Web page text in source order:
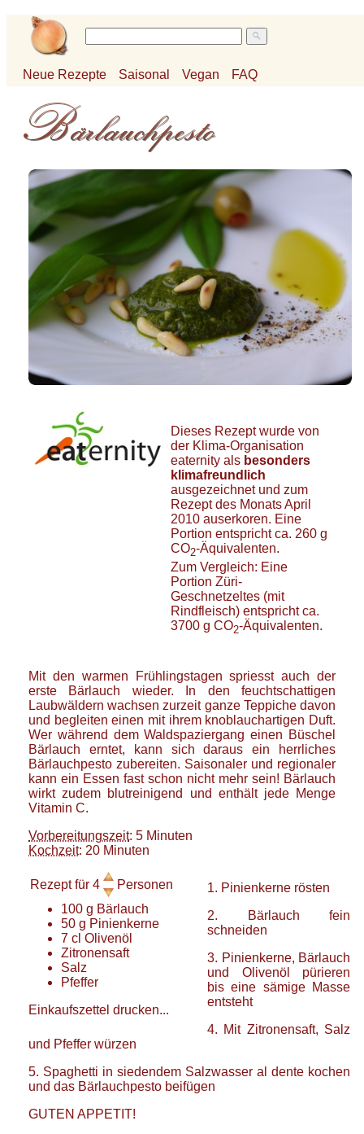
Neue Rezepte Saisonal Vegan FAQ
Dieses Rezept wurde von
der Klima-Organisation
eaternity als besonders
klimafreundlich
ausgezeichnet und zum
Rezept des Monats April
2010 auserkoren. Eine
Portion entspricht ca. 260 g
CO2-Äquivalenten.
Zum Vergleich: Eine
Portion Züri-
Geschnetzeltes (mit
Rindfleisch) entspricht ca.
3700 g CO2-Äquivalenten.
Mit den warmen Frühlingstagen spriesst auch der
erste Bärlauch wieder. In den feuchtschattigen
Laubwäldern wachsen zurzeit ganze Teppiche davon
und begleiten einen mit ihrem knoblauchartigen Duft.
Wer während dem Waldspaziergang einen Büschel
Bärlauch erntet, kann sich daraus ein herrliches
Bärlauchpesto zubereiten. Saisonaler und regionaler
kann ein Essen fast schon nicht mehr sein! Bärlauch
wirkt zudem blutreinigend und enthält jede Menge
Vitamin C.
Vorbereitungszeit: 5 Minuten
Kochzeit: 20 Minuten
Rezept für 4
Personen
100 g Bärlauch
50 g Pinienkerne
7 cl Olivenöl
Zitronensaft
Salz
Pfeffer
Einkaufszettel drucken...
1. Pinienkerne rösten
2. Bärlauch fein
schneiden
3. Pinienkerne, Bärlauch
und Olivenöl pürieren
bis eine sämige Masse
entsteht
4. Mit Zitronensaft, Salz
und Pfeffer würzen
5. Spaghetti in siedendem Salzwasser al dente kochen
und das Bärlauchpesto beifügen
GUTEN APPETIT!